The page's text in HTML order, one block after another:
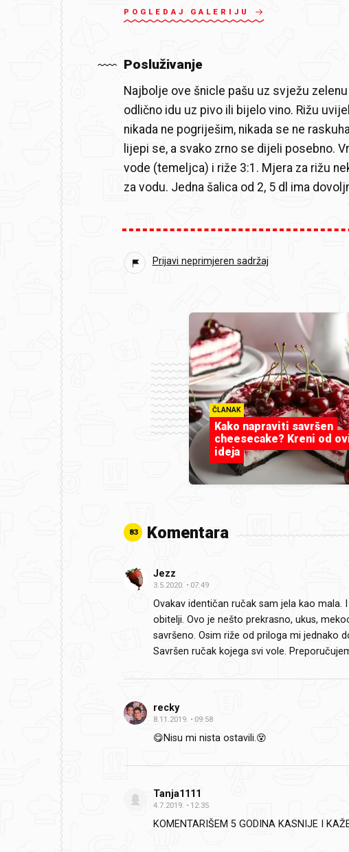
POGLEDAJ GALERIJU
Posluživanje
Najbolje ove šnicle pašu uz svježu
odlično idu uz pivo ili bijelo vino. Rižu
nikada ne pogriješim, nikada se ne
lijepi se, a svako zrno se dijeli posebno.
vode (temeljca) i riže 3:1. Mjera za rižu
za vodu. Jedna šalica od 2, 5 dl ima
Prijavi neprimjeren sadržaj
ČLANAK
Kako napraviti savršen
cheesecake? Kreni od
ideja
83 Komentara
Jezz
3.5.2020. 07:49
Ovakav identičan ručak sam jela kao mala.
obitelji. Ovo je nešto prekrasno, ukus,
savršeno. Osim riže od priloga mi jednako
Savršen ručak kojega svi vole.
recky
8.11.2019. 09:58
😋Nisu mi nista ostavili.😵
Tanja1111
4.7.2019. 12:35
KOMENTARIŠEM 5 GODINA KASNIJE I